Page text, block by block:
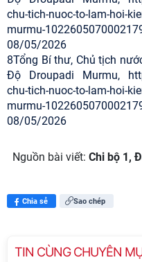
chu-tich-nuoc-to-lam-hoi-
murmu-
08/05/2026
8Tổng Bí thư, Chủ tịch
Độ Droupadi Murmu,
chu-tich-nuoc-to-lam-hoi-
murmu-
08/05/2026
Nguồn bài viết: Chi bộ 1,
Chia sẻ Sao chép
TIN CÙNG CHUYÊN